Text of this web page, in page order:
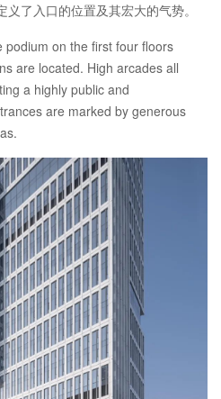
了入口的位置及其宏大的气势。
on the first four floors
are located. High arcades all
a highly public and
are marked by generous